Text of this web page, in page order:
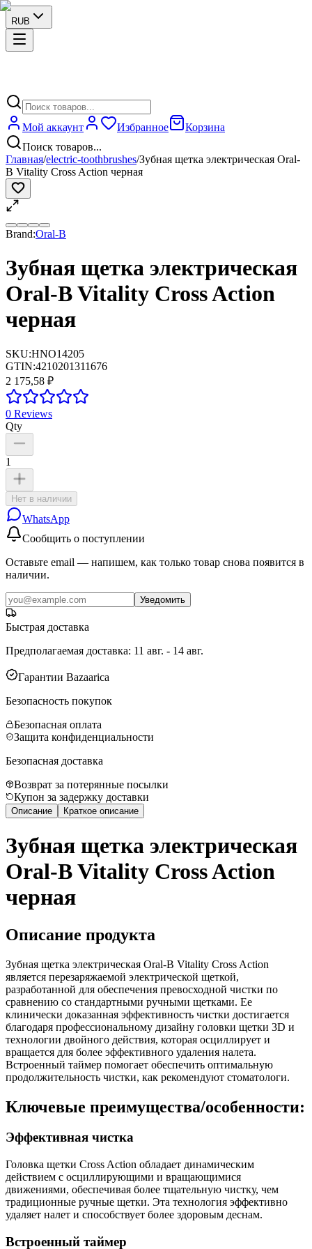
RUB
Мой аккаунт Избранное
Корзина
Поиск товаров...
Главная/electric-toothbrushes/Зубная щетка электрическая Oral-
B Vitality Cross Action черная
Brand:Oral-B
Зубная щетка электрическая
Oral-B Vitality Cross Action
черная
SKU:HNO14205
GTIN:4210201311676
2 175,58 ₽
0 Reviews
Qty
1
Нет в наличии
WhatsApp
Сообщить о поступлении
Оставьте email — напишем, как только товар снова появится в
наличии.
Уведомить
Быстрая доставка
Предполагаемая доставка: 11 авг. - 14 авг.
Гарантии Bazaarica
Безопасность покупок
Безопасная оплата
Защита конфиденциальности
Безопасная доставка
Возврат за потерянные посылки
Купон за задержку доставки
Описание Краткое описание
Зубная щетка электрическая
Oral-B Vitality Cross Action
черная
Описание продукта
Зубная щетка электрическая Oral-B Vitality Cross Action
является перезаряжаемой электрической щеткой,
разработанной для обеспечения превосходной чистки по
сравнению со стандартными ручными щетками. Ее
клинически доказанная эффективность чистки достигается
благодаря профессиональному дизайну головки щетки 3D и
технологии двойного действия, которая осциллирует и
вращается для более эффективного удаления налета.
Встроенный таймер помогает обеспечить оптимальную
продолжительность чистки, как рекомендуют стоматологи.
Ключевые преимущества/особенности:
Эффективная чистка
Головка щетки Cross Action обладает динамическим
действием с осциллирующими и вращающимися
движениями, обеспечивая более тщательную чистку, чем
традиционные ручные щетки. Эта технология эффективно
удаляет налет и способствует более здоровым деснам.
Встроенный таймер